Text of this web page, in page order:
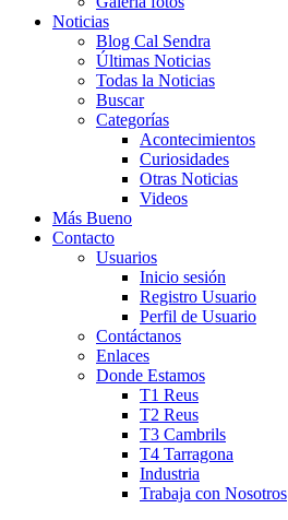
Noticias
Blog Cal Sendra
Últimas Noticias
Todas la Noticias
Buscar
Categorías
Acontecimientos
Curiosidades
Otras Noticias
Videos
Más Bueno
Contacto
Usuarios
Inicio sesión
Registro Usuario
Perfil de Usuario
Contáctanos
Enlaces
Donde Estamos
T1 Reus
T2 Reus
T3 Cambrils
T4 Tarragona
Industria
Trabaja con Nosotros